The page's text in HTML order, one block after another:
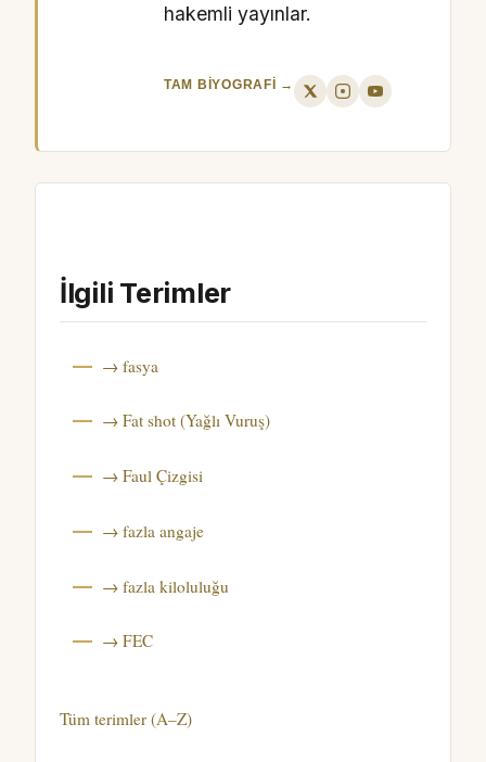
hakemli yayınlar.
TAM BIYOGRAFI →
İlgili Terimler
→ fasya
→ Fat shot (Yağlı Vuruş)
→ Faul Çizgisi
→ fazla angaje
→ fazla kiloluluğu
→ FEC
Tüm terimler (A–Z)